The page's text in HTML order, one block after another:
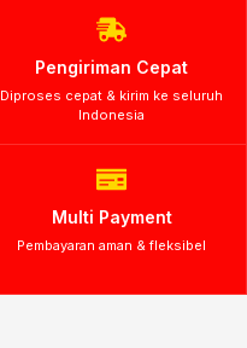
Pengiriman Cepat
Diproses cepat & kirim ke seluruh
Indonesia
Multi Payment
Pembayaran aman & fleksibel